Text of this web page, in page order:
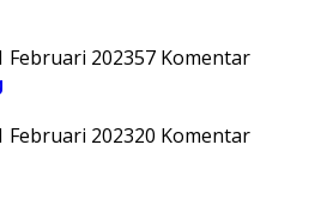
Februari 202357 Komentar
Februari 202320 Komentar